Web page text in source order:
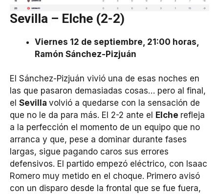
Sevilla – Elche (2-2)
Viernes 12 de septiembre, 21:00 horas,
Ramón Sánchez-Pizjuán
El Sánchez-Pizjuán vivió una de esas noches en
las que pasaron demasiadas cosas… pero al final,
el Sevilla volvió a quedarse con la sensación de
que no le da para más. El 2-2 ante el
Elche refleja
a la perfección el momento de un equipo que no
arranca y que, pese a dominar durante fases
largas, sigue pagando caros sus errores
defensivos. El partido empezó eléctrico, con Isaac
Romero muy metido en el choque. Primero avisó
con un disparo desde la frontal que se fue fuera,